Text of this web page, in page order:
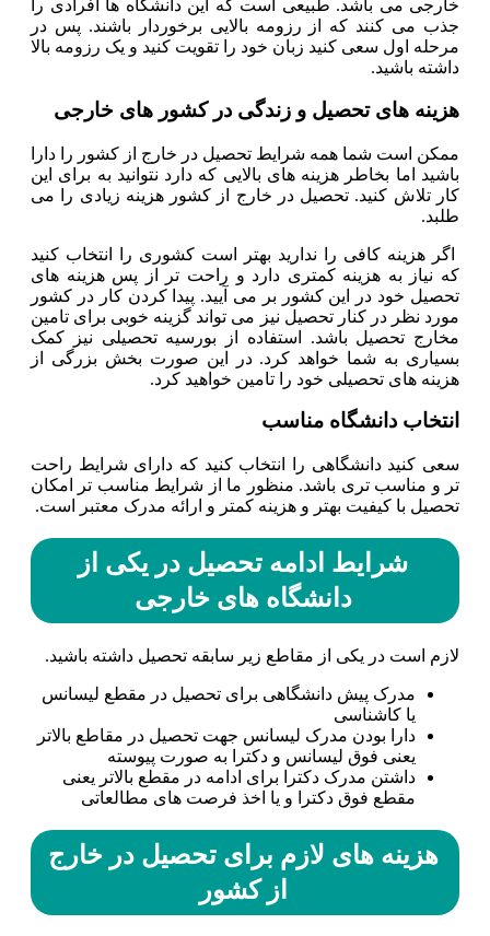
خارجی می باشد. طبیعی است که این دانشگاه ها افرادی را
جذب می کنند که از رزومه بالایی برخوردار باشند. پس در
مرحله اول سعی کنید زبان خود را تقویت کنید و یک رزومه بالا
داشته باشید.
هزینه های تحصیل و زندگی در کشور های خارجی
ممکن است شما همه شرایط تحصیل در خارج از کشور را دارا
باشید اما بخاطر هزینه های بالایی که دارد نتوانید به برای این
کار تلاش کنید. تحصیل در خارج از کشور هزینه زیادی را می
طلبد.
اگر هزینه کافی را ندارید بهتر است کشوری را انتخاب کنید
که نیاز به هزینه کمتری دارد و راحت تر از پس هزینه های
تحصیل خود در این کشور بر می آیید. پیدا کردن کار در کشور
مورد نظر در کنار تحصیل نیز می تواند گزینه خوبی برای تامین
مخارج تحصیل باشد. استفاده از بورسیه تحصیلی نیز کمک
بسیاری به شما خواهد کرد. در این صورت بخش بزرگی از
هزینه های تحصیلی خود را تامین خواهید کرد.
انتخاب دانشگاه مناسب
سعی کنید دانشگاهی را انتخاب کنید که دارای شرایط راحت
تر و مناسب تری باشد. منظور ما از شرایط مناسب تر امکان
تحصیل با کیفیت بهتر و هزینه کمتر و ارائه مدرک معتبر است.
شرایط ادامه تحصیل در یکی از
دانشگاه های خارجی
لازم است در یکی از مقاطع زیر سابقه تحصیل داشته باشید.
مدرک پیش دانشگاهی برای تحصیل در مقطع لیسانس
یا کاشناسی
دارا بودن مدرک لیسانس جهت تحصیل در مقاطع بالاتر
یعنی فوق لیسانس و دکترا به صورت پیوسته
داشتن مدرک دکترا برای ادامه در مقطع بالاتر یعنی
مقطع فوق دکترا و یا اخذ فرصت های مطالعاتی
هزینه های لازم برای تحصیل در خارج
از کشور